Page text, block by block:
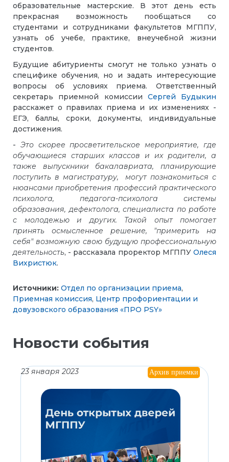
образовательные мастерские. В этот день есть
прекрасная возможность пообщаться со
студентами и сотрудниками факультетов МГППУ,
узнать об учебе, практике, внеучебной жизни
студентов.
Будущие абитуриенты смогут не только узнать о
специфике обучения, но и задать интересующие
вопросы об условиях приема. Ответственный
секретарь приемной комиссии Сергей Будыкин
расскажет о правилах приема и их изменениях -
ЕГЭ, баллы, сроки, документы, индивидуальные
достижения.
- Это скорее просветительское мероприятие, где
обучающиеся старших классов и их родители, а
также выпускники бакалавриата, планирующие
поступить в магистратуру, могут познакомиться с
нюансами приобретения профессий практического
психолога, педагога-психолога системы
образования, дефектолога, специалиста по работе
с молодежью и других. Такой опыт помогает
принять осмысленное решение, "примерить на
себя" возможную свою будущую профессиональную
деятельность, - рассказала проректор МГППУ Олеся
Вихристюк.
Источники: Отдел по организации приема,
Приемная комиссия, Центр профориентации и
довузовского образования «ПРО PSY»
Новости события
23 января 2023 Архив приемки